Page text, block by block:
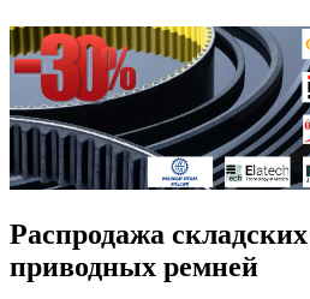
Распродажа складских
приводных ремней